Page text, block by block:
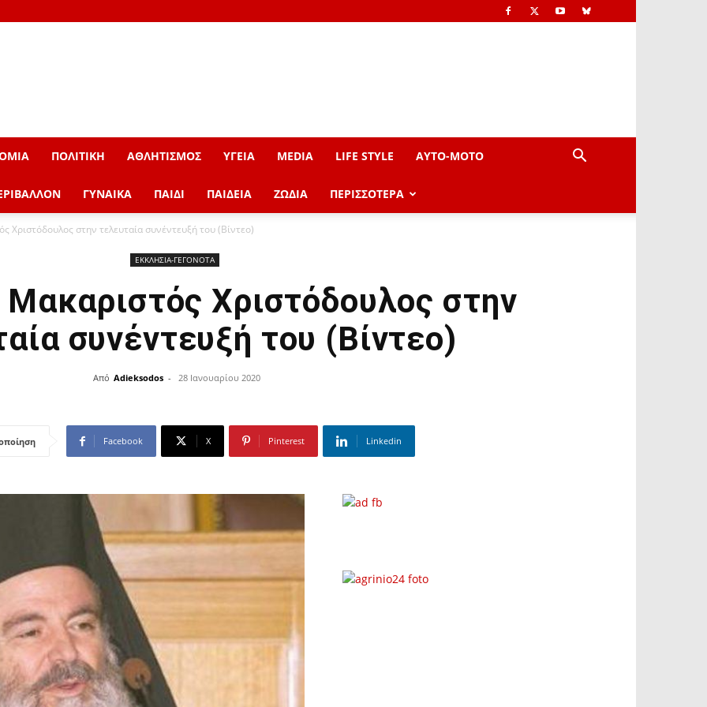
ΠΟΛΙΤΙΚΗ ΑΘΛΗΤΙΣΜΟΣ ΥΓΕΙΑ MEDIA LIFE STYLE AYTO-ΜOTO
ΓΥΝΑΙΚΑ ΠΑΙΔΙ ΠΑΙΔΕΙΑ ΖΩΔΙΑ ΠΕΡΙΣΣΟΤΕΡΑ
Χριστόδουλος στην τελευταία συνέντευξή του (Βίντεο)
ΕΚΚΛΗΣΙΑ-ΓΕΓΟΝΟΤΑ
Μακαριστός Χριστόδουλος στην
συνέντευξή του (Βίντεο)
Από Adieksodos - 28 Ιανουαρίου 2020
Facebook X Pinterest Linkedin